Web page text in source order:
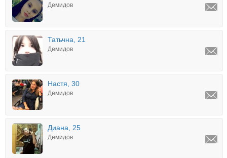
Демидов
Татьчна, 21
Демидов
Настя, 30
Демидов
Диана, 25
Демидов